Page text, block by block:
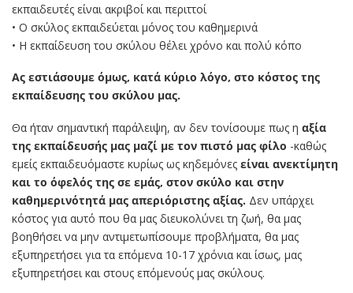
εκπαιδευτές είναι ακριβοί και περιττοί
• Ο σκύλος εκπαιδεύεται μόνος του καθημερινά
• Η εκπαίδευση του σκύλου θέλει χρόνο και πολύ κόπο
Ας εστιάσουμε όμως, κατά κύριο λόγο, στο κόστος της
εκπαίδευσης του σκύλου μας.
Θα ήταν σημαντική παράλειψη, αν δεν τονίσουμε πως η αξία
της εκπαίδευσής μας μαζί με τον πιστό μας φίλο -καθώς
εμείς εκπαιδευόμαστε κυρίως ως κηδεμόνες είναι ανεκτίμητη
και το όφελός της σε εμάς, στον σκύλο και στην
καθημερινότητά μας απεριόριστης αξίας. Δεν υπάρχει
κόστος για αυτό που θα μας διευκολύνει τη ζωή, θα μας
βοηθήσει να μην αντιμετωπίσουμε προβλήματα, θα μας
εξυπηρετήσει για τα επόμενα 10-17 χρόνια και ίσως, μας
εξυπηρετήσει και στους επόμενούς μας σκύλους.